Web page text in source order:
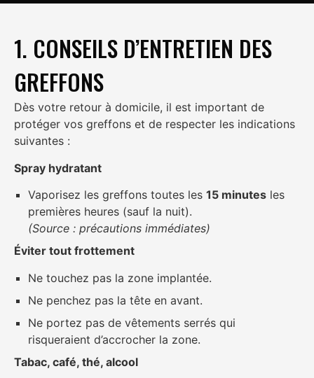
1. CONSEILS D’ENTRETIEN DES
GREFFONS
Dès votre retour à domicile, il est important de
protéger vos greffons et de respecter les indications
suivantes :
Spray hydratant
Vaporisez les greffons toutes les 15 minutes les
premières heures (sauf la nuit).
(Source : précautions immédiates)
Éviter tout frottement
Ne touchez pas la zone implantée.
Ne penchez pas la tête en avant.
Ne portez pas de vêtements serrés qui
risqueraient d’accrocher la zone.
Tabac, café, thé, alcool